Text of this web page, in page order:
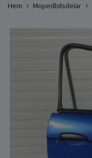
Hem Mopedbilsdelar